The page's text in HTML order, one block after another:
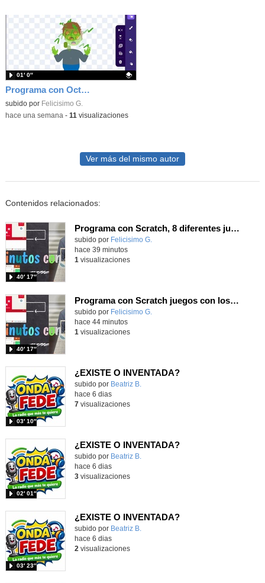
Programa con OctoStudio, un juego homenajeando al House of the dead con Zombies
Contenido educativo.
subido por Felicisimo G.
01′ 0″
-hace una semana - 11 visualizaciones
Ver más del mismo autor
Contenidos relacionados:
Programa con Scratch, 8 diferentes juegos para vivir la emoción de los partidos de España en el mundial 2026
Contenido educativo.
subido por Felicisimo G.
40′ 17″
hace 39 minutos
1 visualizaciones
Programa con Scratch juegos con los partidos del mundial 2026 ganados por España
Contenido educativo.
subido por Felicisimo G.
40′ 17″
hace 44 minutos
1 visualizaciones
¿EXISTE O INVENTADA?
Contenido educativo.
subido por Beatriz B.
03′ 10″
hace 6 dias
7visualizaciones
¿EXISTE O INVENTADA?
Contenido educativo.
subido por Beatriz B.
02′ 01″
hace 6 dias
3visualizaciones
¿EXISTE O INVENTADA?
Contenido educativo.
subido por Beatriz B.
03′ 23″
hace 6 dias
2 visualizaciones